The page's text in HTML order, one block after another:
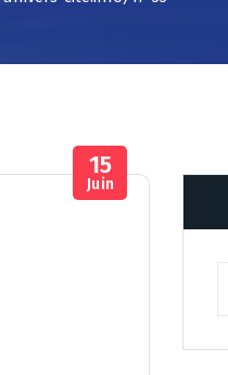
15
Juin